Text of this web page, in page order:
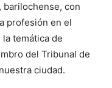
barilochense, con
profesión en el
temática de
del Tribunal de
ciudad.